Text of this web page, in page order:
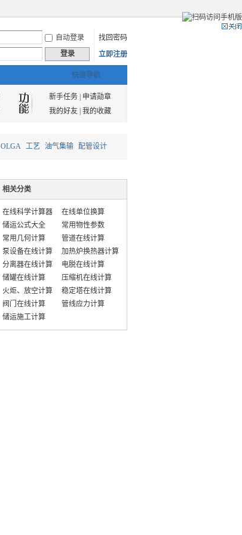
自动登录
找回密码
登录 立即注册
快捷导航
新手任务|
申请勋章
我的好友| 我的收藏
OLGA 工艺 油气集输 配管设计
相关分类
在线科学计算器
在线单位换算
储运公式大全
常用物性参数
常用几何计算
管道在线计算
泵设备在线计算
加热炉换热器计算
分离器在线计算
电脱在线计算
储罐在线计算
压缩机在线计算
火炬、放空计算
稳定塔在线计算
阀门在线计算
管线应力计算
储运施工计算